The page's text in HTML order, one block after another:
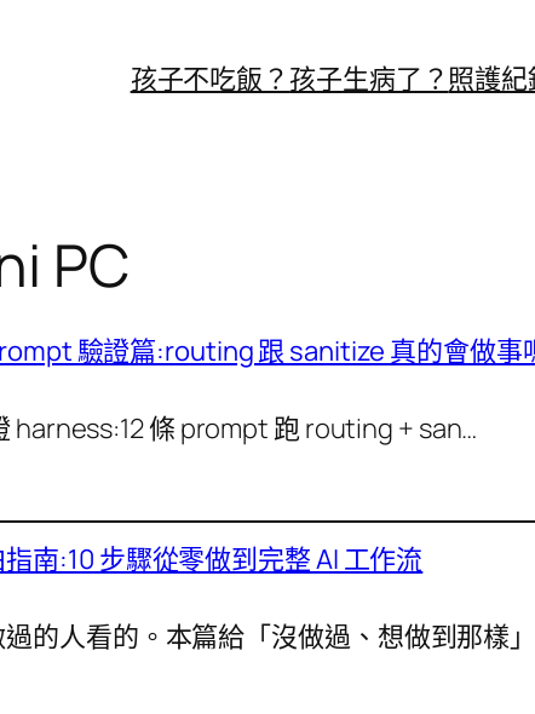
孩子不吃飯？ 孩子生病了？照護
PC
驗證篇:routing 跟 sanitize 真的會做事
harness:12 條 prompt 跑 routing + san…
南:10 步驟從零做到完整 AI 工作流
的人看的。本篇給「沒做過、想做到那樣